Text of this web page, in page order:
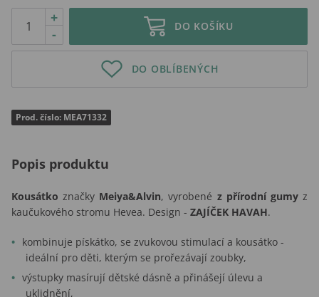
-
+
DO KOŠÍKU
DO OBLÍBENÝCH
Prod. číslo: MEA71332
Popis produktu
Kousátko značky Meiya&Alvin, vyrobené z přírodní gumyz
kaučukového stromu Hevea. Design - ZAJÍČEK HAVAH.
kombinuje pískátko, se zvukovou stimulací a kousátko -
ideální pro děti, kterým se prořezávají zoubky,
výstupky masírují dětské dásně a přinášejí úlevu a
uklidnění,